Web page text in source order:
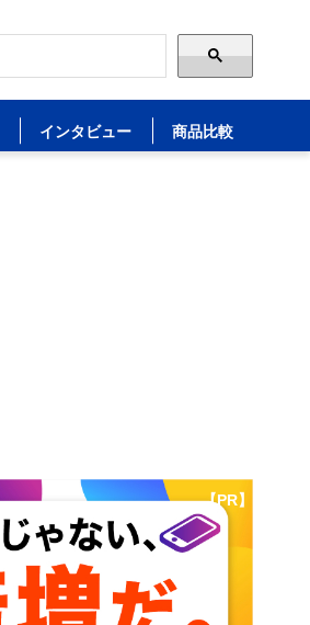
インタビュー 商品比較
【PR】